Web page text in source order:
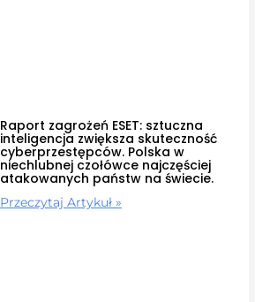
Raport zagrożeń ESET: sztuczna
inteligencja zwiększa skuteczność
cyberprzestępców. Polska w
niechlubnej czołówce najczęściej
atakowanych państw na świecie.
Przeczytaj Artykuł »